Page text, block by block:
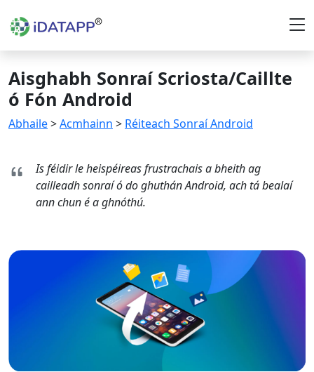
Aisghabh Sonraí Scriosta/Caillte
ó Fón Android
Abhaile>Acmhainn > Réiteach Sonraí Android
Is féidir le heispéireas frustrachais a bheith ag
cailleadh sonraí ó do ghuthán Android, ach tá bealaí
ann chun é a ghnóthú.